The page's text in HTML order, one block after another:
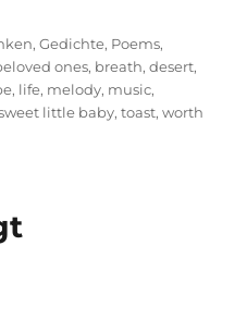
,Gedichte, Poems,
ones, breath,desert,
, life, melody, music,
little baby,toast,worth